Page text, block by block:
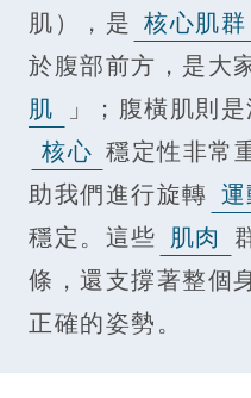
肌），是 核心肌群
於腹部前方，是大
肌
」；腹橫肌則
核心 穩定性非常
助我們進行旋轉 運
穩定。這些 肌肉
條，還支撐著整個
正確的姿勢。